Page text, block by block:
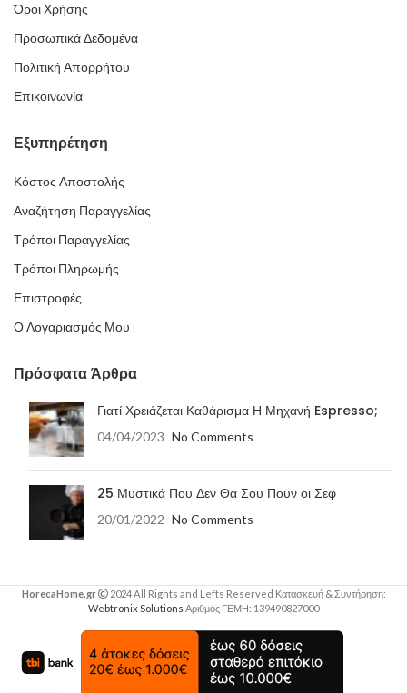
Όροι Χρήσης
Προσωπικά Δεδομένα
Πολιτική Απορρήτου
Επικοινωνία
Εξυπηρέτηση
Κόστος Αποστολής
Αναζήτηση Παραγγελίας
Τρόποι Παραγγελίας
Τρόποι Πληρωμής
Επιστροφές
Ο Λογαριασμός Μου
Πρόσφατα Άρθρα
Γιατί Χρειάζεται Καθάρισμα Η Μηχανή Espresso;
04/04/2023 No Comments
25 Μυστικά Που Δεν Θα Σου Πουν οι Σεφ
20/01/2022 No Comments
HorecaHome.gr
2024 All Rights and Lefts Reserved Κατασκευή & Συντήρηση:
Webtronix Solutions Αριθμός ΓΕΜΗ: 139490827000